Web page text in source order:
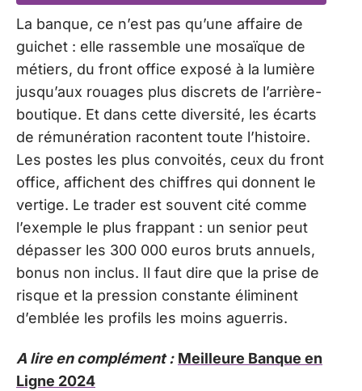
La banque, ce n’est pas qu’une affaire de
guichet : elle rassemble une mosaïque de
métiers, du front office exposé à la lumière
jusqu’aux rouages plus discrets de l’arrière-
boutique. Et dans cette diversité, les écarts
de rémunération racontent toute l’histoire.
Les postes les plus convoités, ceux du front
office, affichent des chiffres qui donnent le
vertige. Le trader est souvent cité comme
l’exemple le plus frappant : un senior peut
dépasser les 300 000 euros bruts annuels,
bonus non inclus. Il faut dire que la prise de
risque et la pression constante éliminent
d’emblée les profils les moins aguerris.
A lire en complément : Meilleure Banque en
Ligne 2024